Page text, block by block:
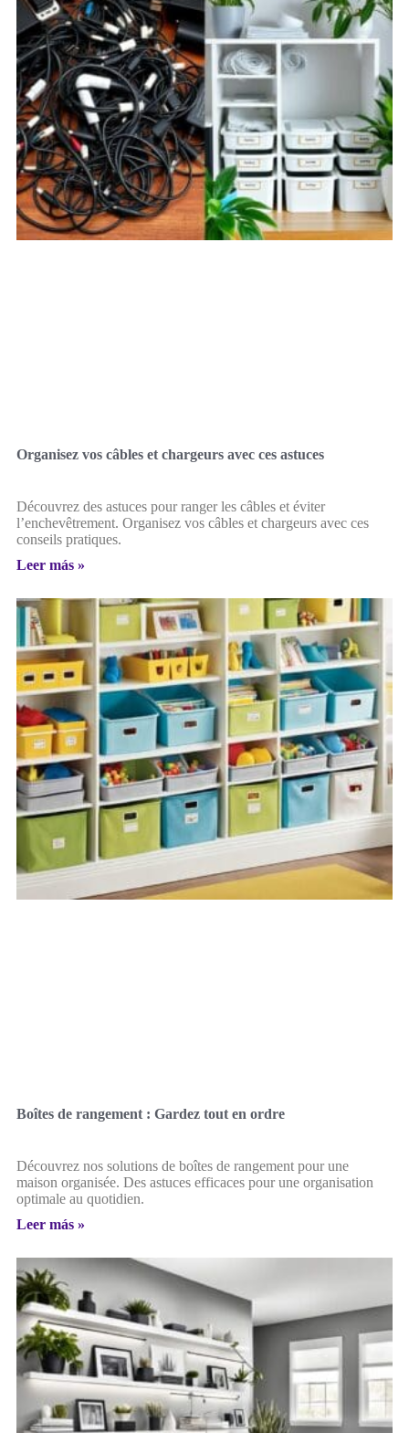
Organisez vos câbles et chargeurs avec ces astuces
Découvrez des astuces pour ranger les câbles et éviter
l’enchevêtrement. Organisez vos câbles et chargeurs avec ces
conseils pratiques.
Leer más »
Boîtes de rangement : Gardez tout en ordre
Découvrez nos solutions de boîtes de rangement pour une
maison organisée. Des astuces efficaces pour une organisation
optimale au quotidien.
Leer más »